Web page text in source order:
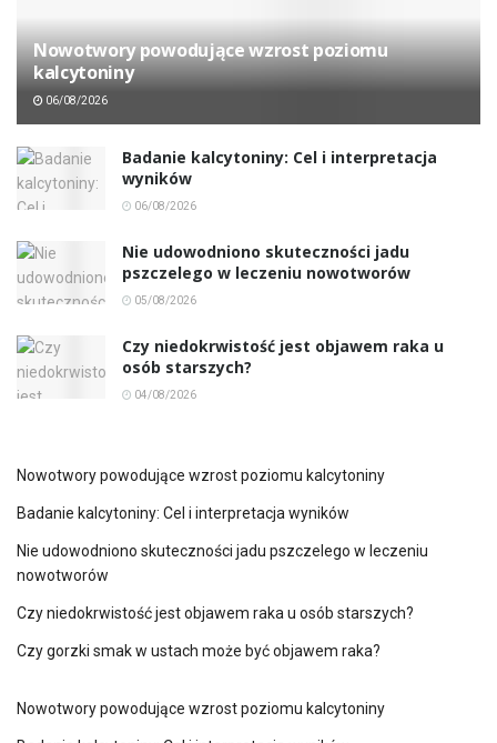
Nowotwory powodujące wzrost poziomu
kalcytoniny
06/08/2026
Badanie kalcytoniny: Cel i interpretacja
wyników
06/08/2026
Nie udowodniono skuteczności jadu
pszczelego w leczeniu nowotworów
05/08/2026
Czy niedokrwistość jest objawem raka u
osób starszych?
04/08/2026
Nowotwory powodujące wzrost poziomu kalcytoniny
Badanie kalcytoniny: Cel i interpretacja wyników
Nie udowodniono skuteczności jadu pszczelego w leczeniu
nowotworów
Czy niedokrwistość jest objawem raka u osób starszych?
Czy gorzki smak w ustach może być objawem raka?
Nowotwory powodujące wzrost poziomu kalcytoniny